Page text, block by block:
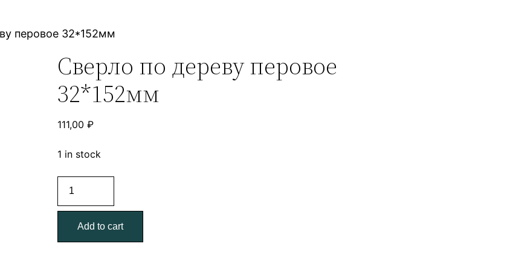
перовое 32*152мм
Сверло по дереву перовое
32*152мм
111,00₽
1 in stock
дереву
перовое
32*152мм
Add to cart